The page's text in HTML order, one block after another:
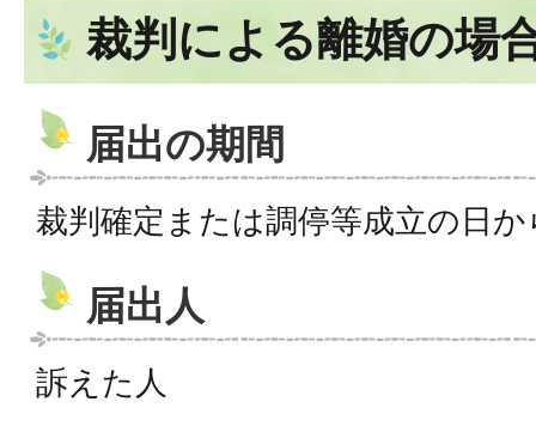
裁判による離婚の場
届出の期間
裁判確定または調停等成立の日
届出人
訴えた人